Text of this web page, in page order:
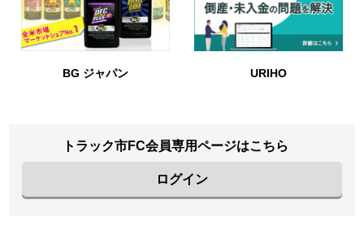
BG ジャパン URIHO
トラック市FC会員専用ページはこちら
ログイン